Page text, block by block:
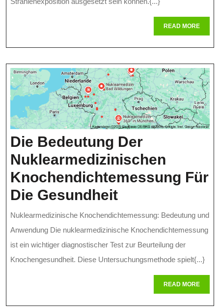
PowerPoint-
Präsentation
READ MOREREAD
MORE
Die Bedeutung Der
Nuklearmedizinischen
Knochendichtemessung Für
Die GesundheitDie
Bedeutung
Der
Nuklearmedizinische Knochendichtemessung: Bedeutung und
Anwendung Die nuklearmedizinische Knochendichtemessung
ist ein wichtiger diagnostischer Test zur Beurteilung der
Knochengesundheit. Diese Untersuchungsmethode spielt{...}
READ MOREREAD
MORE